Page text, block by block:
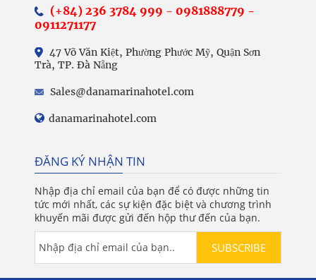
(+84) 236 3784 999 - 0981888779 -
0911271177
47 Võ Văn Kiệt, Phường Phước Mỹ, Quận Sơn
Trà, TP. Đà Nẵng
Sales@danamarinahotel.com
danamarinahotel.com
ĐĂNG KÝ NHẬN TIN
Nhập địa chỉ email của bạn để có được những tin
tức mới nhất, các sự kiện đặc biệt và chương trình
khuyến mãi được gửi đến hộp thư đến của bạn.